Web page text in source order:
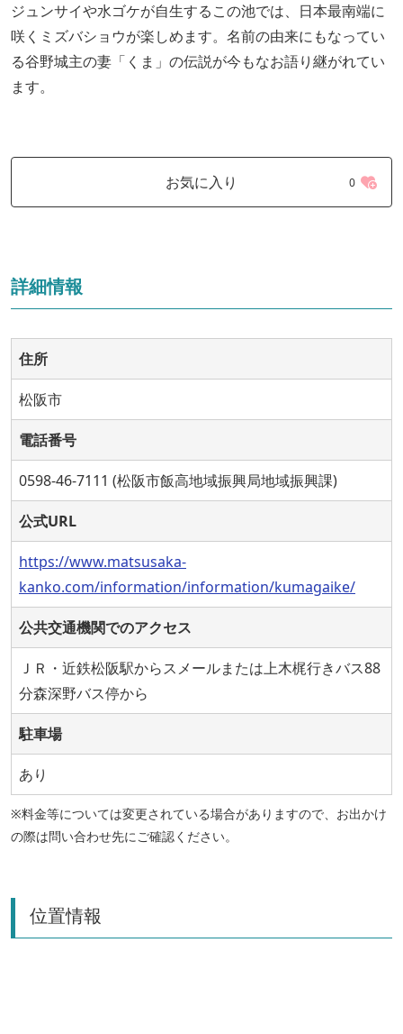
ジュンサイや水ゴケが自生するこの池では、日本最南端に
咲くミズバショウが楽しめます。名前の由来にもなってい
る谷野城主の妻「くま」の伝説が今もなお語り継がれてい
ます。
お気に入り 0
詳細情報
住所
松阪市
電話番号
0598-46-7111 (松阪市飯高地域振興局地域振興課)
公式URL
https://www.matsusaka-
kanko.com/information/information/kumagaike/
公共交通機関でのアクセス
ＪＲ・近鉄松阪駅からスメールまたは上木梶行きバス88
分森深野バス停から
駐車場
あり
※料金等については変更されている場合がありますので、お出かけ
の際は問い合わせ先にご確認ください。
位置情報